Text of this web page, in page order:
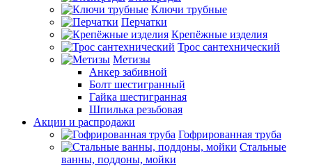
Ключи трубные
Перчатки
Крепёжные изделия
Трос сантехнический
Метизы
Анкер забивной
Болт шестигранный
Гайка шестигранная
Шпилька резьбовая
Акции и распродажи
Гофрированная труба
Стальные
ванны, поддоны, мойки